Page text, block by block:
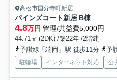
高松市国分寺町新居
パインズコート新居 B棟
4.8万円 管理/共益費5,000円
44.71㎡ (2DK) /築22年 /2階建
予讃線「端岡」駅 徒歩11分
予
駐輪場 インターネット対応 公